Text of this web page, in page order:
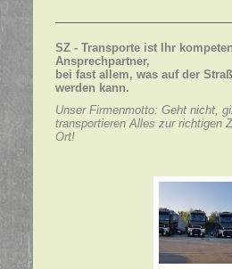
SZ - Transporte ist Ihr
Ansprechpartner,
bei fast allem, was auf der
werden kann.
Unser Firmenmotto: Geht nicht,
transportieren Alles zur richtigen
Ort!